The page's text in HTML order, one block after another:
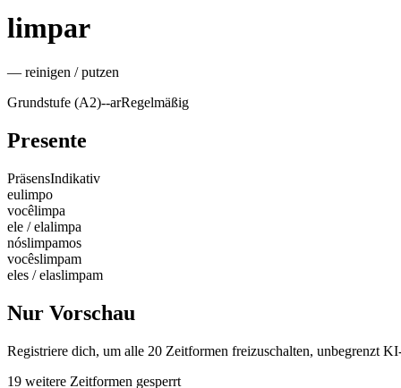
limpar
— reinigen / putzen
Grundstufe (A2)--arRegelmäßig
Presente
PräsensIndikativ
eulimpo
vocêlimpa
ele / elalimpa
nóslimpamos
vocêslimpam
eles / elaslimpam
Nur Vorschau
Registriere dich, um alle 20 Zeitformen freizuschalten, unbegrenzt
19 weitere Zeitformen gesperrt